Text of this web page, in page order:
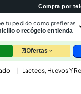
Compra por
tu pedido como prefieras
o recógelo en tienda
Ofertas
Lácteos, Huevos Y